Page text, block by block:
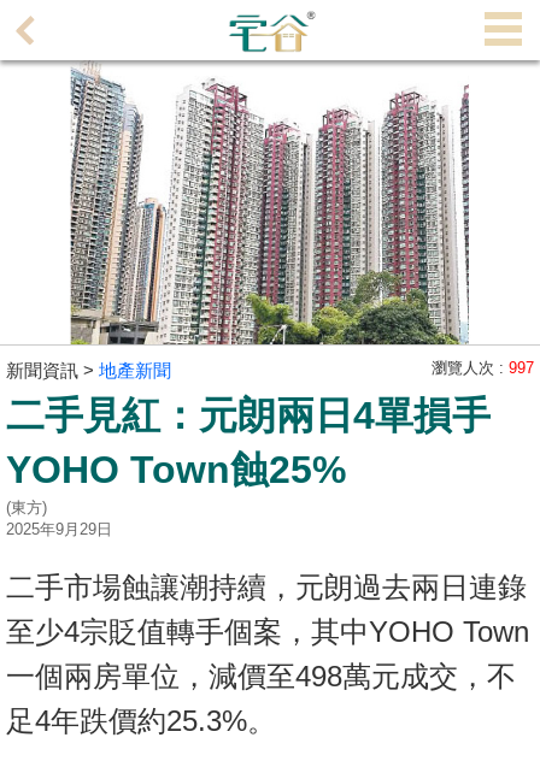
理
主
放
盤
宅
谷
揭
地
產
博
客
新聞資訊 > 地產新聞 瀏覽人次 : 997
二手見紅：元朗兩日4單損手
YOHO Town蝕25%
(東方)
2025年9月29日
二手市場蝕讓潮持續，元朗過去兩日連錄
至少4宗貶值轉手個案，其中YOHO Town
一個兩房單位，減價至498萬元成交，不
足4年跌價約25.3%。